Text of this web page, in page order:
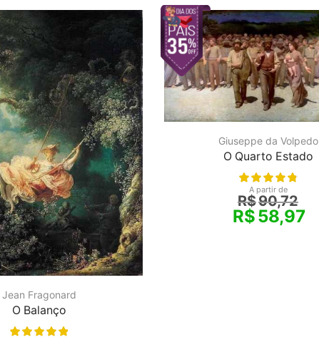
Jean Fragonard
O Balanço
Giuseppe da Volpedo
O Quarto Estado
A partir de
R$90,72
R$58,97